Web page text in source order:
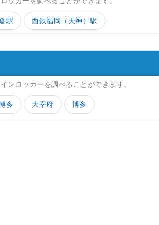
駅 西鉄福岡（天神）駅
ンロッカーを調べることができます。
多 大宰府 博多